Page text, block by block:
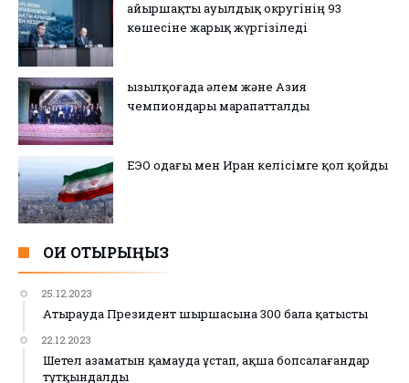
Қайыршақты ауылдық округінің 93
көшесіне жарық жүргізіледі
Қызылқоғада әлем және Азия
чемпиондары марапатталды
ЕЭО одағы мен Иран келісімге қол қойды
ОҚИ ОТЫРЫҢЫЗ
25.12.2023
Атырауда Президент шыршасына 300 бала қатысты
22.12.2023
Шетел азаматын қамауда ұстап, ақша бопсалағандар
тұтқындалды